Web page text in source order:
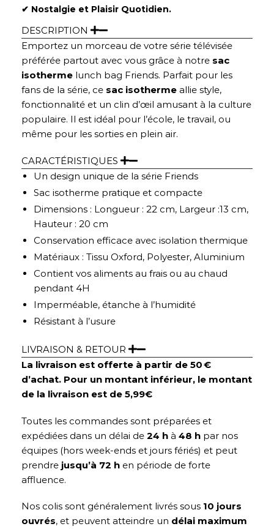
✔︎ Nostalgie et Plaisir Quotidien.
DESCRIPTION
Emportez un morceau de votre série télévisée
préférée partout avec vous grâce à notre sac
isotherme lunch bag Friends. Parfait pour les
fans de la série, ce sac isotherme allie style,
fonctionnalité et un clin d’œil amusant à la culture
populaire. Il est idéal pour l’école, le travail, ou
même pour les sorties en plein air.
CARACTÉRISTIQUES
Un design unique de la série Friends
Sac isotherme pratique et compacte
Dimensions : Longueur : 22 cm, Largeur :13 cm,
Hauteur : 20 cm
Conservation efficace avec isolation thermique
Matériaux : Tissu Oxford, Polyester, Aluminium
Contient vos aliments au frais ou au chaud
pendant 4H
Imperméable, étanche à l’humidité
Résistant à l’usure
LIVRAISON & RETOUR
La livraison est offerte à partir de 50 €
d’achat. Pour un montant inférieur, le montant
de la livraison est de 5,99€
Toutes les commandes sont préparées et
expédiées dans un délai de 24 h à 48 h par nos
équipes (hors week-ends et jours fériés) et peut
prendre jusqu’à 72 h en période de forte
affluence.
Nos colis sont généralement livrés sous 10 jours
ouvrés, et peuvent atteindre un délai maximum